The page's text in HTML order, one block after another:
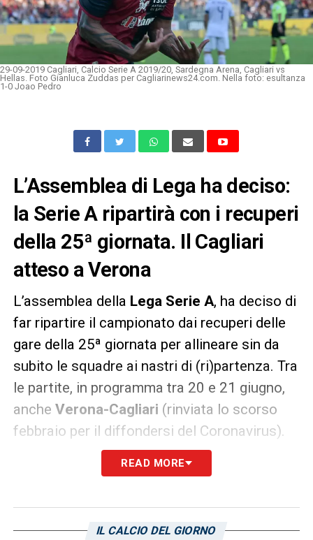
29-09-2019 Cagliari, Calcio Serie A 2019/20, Sardegna Arena, Cagliari vs
Hellas. Foto Gianluca Zuddas per Cagliarinews24.com. Nella foto: esultanza
1-0 Joao Pedro
L’Assemblea di Lega ha deciso:
la Serie A ripartirà con i recuperi
della 25ª giornata. Il Cagliari
atteso a Verona
L’assemblea della Lega Serie A, ha deciso di
far ripartire il campionato dai recuperi delle
gare della 25ª giornata per allineare sin da
subito le squadre ai nastri di (ri)partenza. Tra
le partite, in programma tra 20 e 21 giugno,
anche Verona-Cagliari (rinviata lo scorso
febbraio per il diffondersi del Coronavirus).
In campo in quel week end anche Atalanta-
Sassuolo, Inter-Sampdoria e Torino-Parma.
READ MORE
IL CALCIO DEL GIORNO